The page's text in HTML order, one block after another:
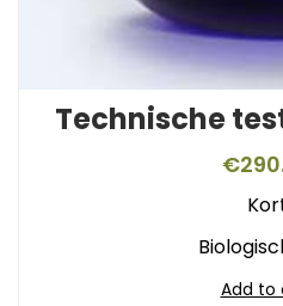
Technische
€
Add to